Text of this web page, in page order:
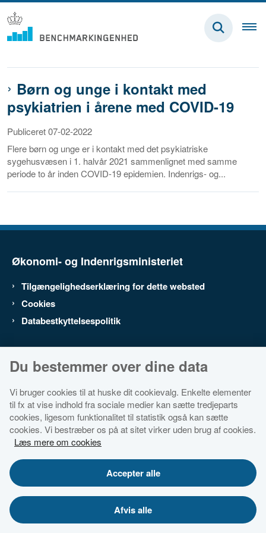
Børn og unge i kontakt med
psykiatrien i årene med COVID-19
Publiceret 07-02-2022
Flere børn og unge er i kontakt med det psykiatriske
sygehusvæsen i 1. halvår 2021 sammenlignet med samme
periode to år inden COVID-19 epidemien. Indenrigs- og...
Økonomi- og Indenrigsministeriet
Tilgængelighedserklæring for dette websted
Cookies
Databestkyttelsespolitik
Du bestemmer over dine data
Vi bruger cookies til at huske dit cookievalg. Enkelte elementer
til fx at vise indhold fra sociale medier kan sætte tredjeparts
cookies, ligesom funktionalitet til statistik også kan sætte
cookies. Vi bestræber os på at sitet virker uden brug af cookies.
Læs mere om cookies
Accepter alle
Afvis alle